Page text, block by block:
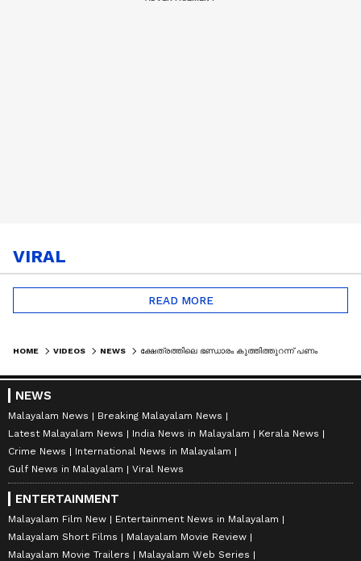
VIRAL
READ MORE
HOME VIDEOS NEWS
NEWS
Malayalam News
Breaking Malayalam News
Latest Malayalam News
India News in Malayalam
Kerala News
Crime News
International News in Malayalam
Gulf News in Malayalam
Viral News
ENTERTAINMENT
Malayalam Film New
Entertainment News in Malayalam
Malayalam Short Films
Malayalam Movie Review
Malayalam Movie Trailers
Malayalam Web Series